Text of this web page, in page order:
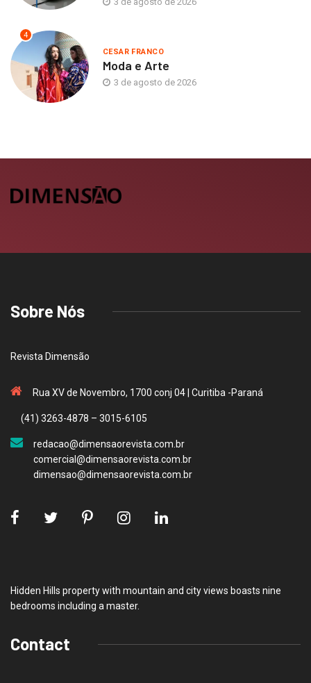
4
CESAR FRANCO
Moda e Arte
3 de agosto de 2026
Sobre Nós
Revista Dimensão
Rua XV de Novembro, 1700 conj 04 | Curitiba -Paraná
(41) 3263-4878 – 3015-6105
redacao@dimensaorevista.com.br
comercial@dimensaorevista.com.br
dimensao@dimensaorevista.com.br
Hidden Hills property with mountain and city views boasts nine
bedrooms including a master.
Contact